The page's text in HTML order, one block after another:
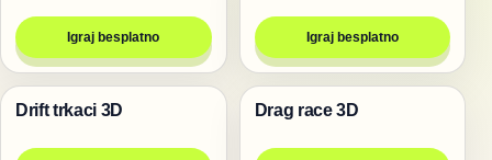
Igraj besplatno Igraj besplatno
Trke
Drift trkaci 3D Trke
Drag race 3D